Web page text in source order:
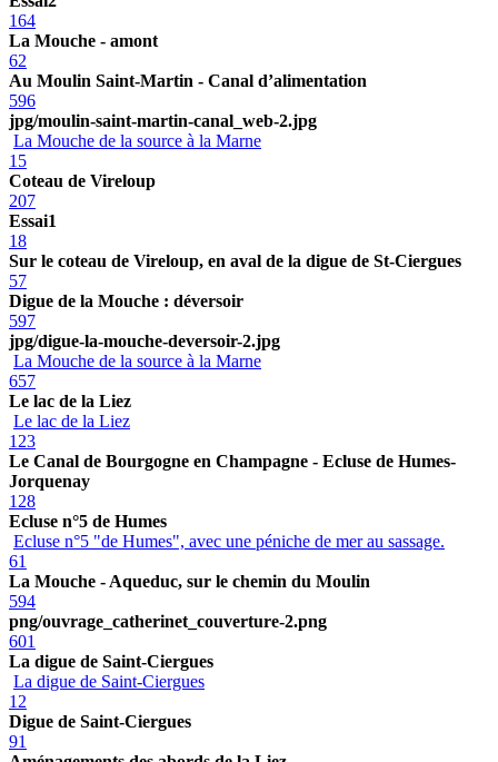
164
La Mouche - amont
62
Au Moulin Saint-Martin - Canal d’alimentation
596
jpg/moulin-saint-martin-canal_web-2.jpg
La Mouche de la source à la Marne
15
Coteau de Vireloup
207
Essai1
18
Sur le coteau de Vireloup, en aval de la digue de St-Ciergues
57
Digue de la Mouche : déversoir
597
jpg/digue-la-mouche-deversoir-2.jpg
La Mouche de la source à la Marne
657
Le lac de la Liez
Le lac de la Liez
123
Le Canal de Bourgogne en Champagne - Ecluse de Humes-
Jorquenay
128
Ecluse n°5 de Humes
Ecluse n°5 "de Humes", avec une péniche de mer au sassage.
61
La Mouche - Aqueduc, sur le chemin du Moulin
594
png/ouvrage_catherinet_couverture-2.png
601
La digue de Saint-Ciergues
La digue de Saint-Ciergues
12
Digue de Saint-Ciergues
91